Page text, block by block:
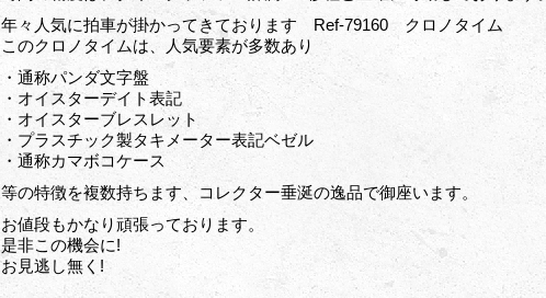
年々人気に拍車が掛かってきております Ref-79160 クロノタイム
このクロノタイムは、人気要素が多数あり
・通称パンダ文字盤
・オイスターデイト表記
・オイスターブレスレット
・プラスチック製タキメーター表記ベゼル
・通称カマボコケース
等の特徴を複数持ちます、コレクター垂涎の逸品で御座います。
お値段もかなり頑張っております。
是非この機会に!
お見逃し無く!